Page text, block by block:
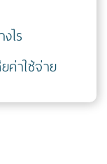
ไร
ค่าใช้จ่าย